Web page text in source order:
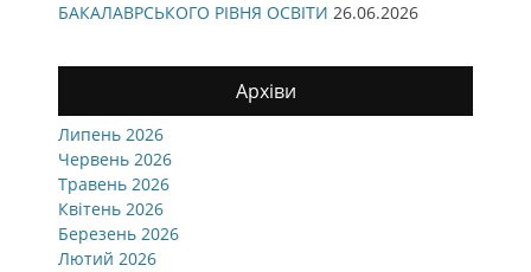
БАКАЛАВРСЬКОГО РІВНЯ ОСВІТИ 26.06.2026
Архіви
Липень 2026
Червень 2026
Травень 2026
Квітень 2026
Березень 2026
Лютий 2026